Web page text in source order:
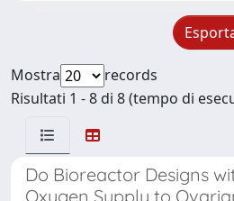
Mostra
records
Risultati 1 - 8 di 8 (tempo di
Do Bioreactor Designs
Oxygen Supply to